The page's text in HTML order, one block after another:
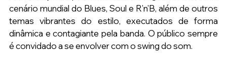
cenário mundial do Blues, Soul e R’n’B, além de outros
temas vibrantes do estilo, executados de forma
dinâmica e contagiante pela banda. O público sempre
é convidado a se envolver com o swing do som.